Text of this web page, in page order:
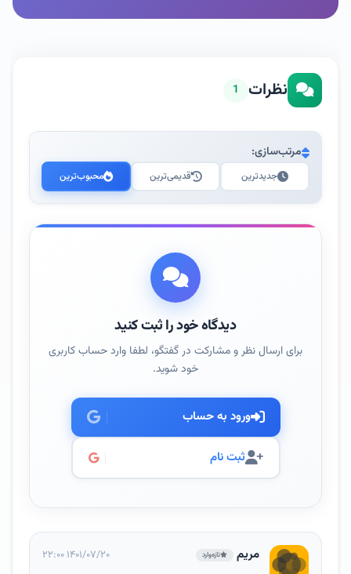
نظرات 1
مرتب‌سازی:
جدیدترین قدیمی‌ترین محبوب‌ترین
دیدگاه خود را ثبت کنید
برای ارسال نظر و مشارکت در گفتگو، لطفا وارد حساب کاربری
خود شوید.
ورود به حساب
ثبت نام
مریم تازه‌وارد
۱۴۰۱/۰۷/۲۰ ۲۲:۰۰